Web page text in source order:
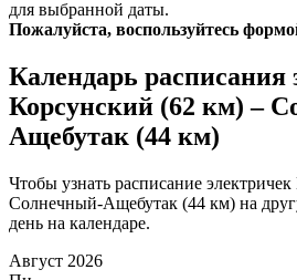
для выбранной даты.
Пожалуйста, воспользуйтесь
Календарь расписания
Корсунский (62 км) –
Ащебутак (44 км)
Чтобы узнать расписание
Солнечный-Ащебутак (44 км) на
день на календаре.
Август 2026